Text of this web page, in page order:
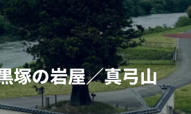
塚の岩屋／真弓山